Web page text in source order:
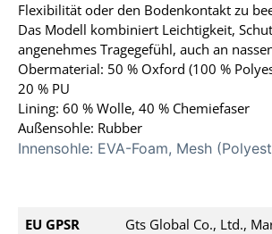
Flexibilität oder den Bodenkontakt zu
Das Modell kombiniert Leichtigkeit,
angenehmes Tragegefühl, auch an
Obermaterial: 50 % Oxford (100 %
20 % PU
Lining: 60 % Wolle, 40 % Chemiefaser
Außensohle: Rubber
Innensohle: EVA-Foam, Mesh
EU GPSR
Gts Global Co., Ltd.,